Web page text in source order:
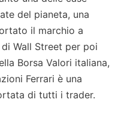
del pianeta, una
il marchio a
Wall Street per poi
Borsa Valori italiana,
Ferrari è una
di tutti i trader.